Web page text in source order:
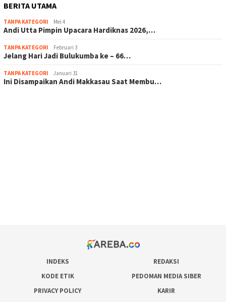
BERITA UTAMA
TANPA KATEGORI Mei 4
Andi Utta Pimpin Upacara Hardiknas 2026,…
TANPA KATEGORI Februari 3
Jelang Hari Jadi Bulukumba ke – 66…
TANPA KATEGORI Januari 31
Ini Disampaikan Andi Makkasau Saat Membu…
INDEKS
REDAKSI
KODE ETIK
PEDOMAN MEDIA SIBER
PRIVACY POLICY
KARIR